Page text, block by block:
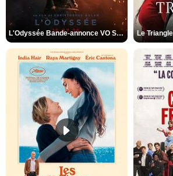
L'Odyssée Bande-annonce VO STFR Le